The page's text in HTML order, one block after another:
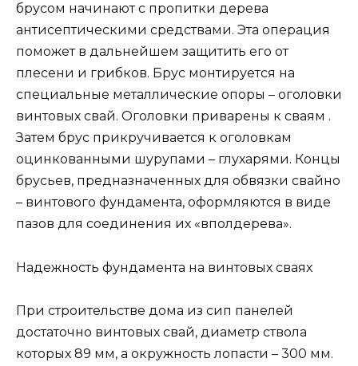
брусом начинают с пропитки дерева
антисептическими средствами. Эта операция
поможет в дальнейшем защитить его от
плесени и грибков. Брус монтируется на
специальные металлические опоры – оголовки
винтовых свай. Оголовки приварены к сваям .
Затем брус прикручивается к оголовкам
оцинкованными шурупами – глухарями. Концы
брусьев, предназначенных для обвязки свайно
– винтового фундамента, оформляются в виде
пазов для соединения их «вполдерева».
Надежность фундамента на винтовых сваях
При строительстве дома из сип панелей
достаточно винтовых свай, диаметр ствола
которых 89 мм, а окружность лопасти – 300 мм.